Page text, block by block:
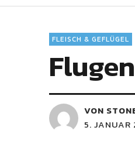
FLEISCH & GEFLÜGEL
VON
5. JANUAR